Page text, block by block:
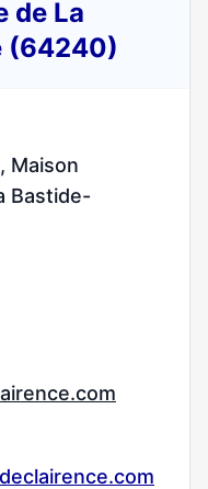
de La
(64240)
Maison
Bastide-